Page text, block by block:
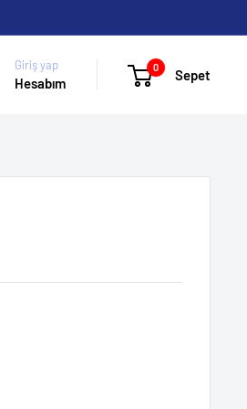
Giriş yap
Hesabım
0 Sepet